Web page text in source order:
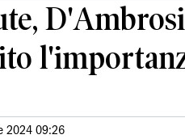
2024 09:26